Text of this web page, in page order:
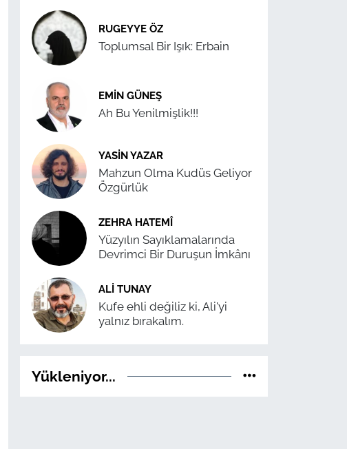
RUGEYYE ÖZ
Toplumsal Bir Işık: Erbain
EMIN GÜNEŞ
Ah Bu Yenilmişlik!!!
YASIN YAZAR
Mahzun Olma Kudüs Geliyor
Özgürlük
ZEHRA HATEMÎ
Yüzyılın Sayıklamalarında
Devrimci Bir Duruşun İmkânı
ALI TUNAY
Kufe ehli değiliz ki, Ali'yi
yalnız bırakalım.
Yükleniyor...